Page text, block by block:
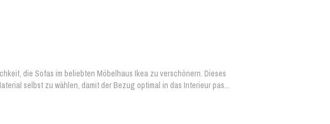
die Sofas im beliebten Möbelhaus Ikea zu verschönern. Dieses
selbst zu wählen, damit der Bezug optimal in das Interieur pas...